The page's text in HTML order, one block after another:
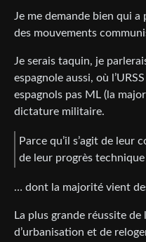
Je me demande bien qui
des mouvements
Je serais taquin, je
espagnole aussi, où
espagnols pas ML (la
dictature militaire.
Parce qu’il s’agit de
de leur progrès technique
… dont la majorité vient
La plus grande réussite de
d’urbanisation et de